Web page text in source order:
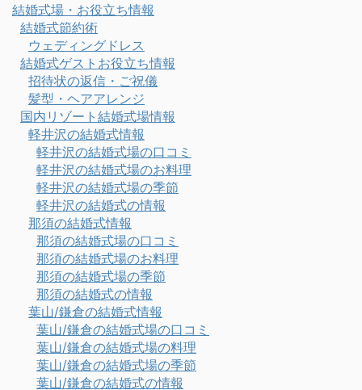
結婚式場・お役立ち情報
結婚式節約術
ウェディングドレス
結婚式ゲストお役立ち情報
招待状の返信・ご祝儀
髪型・ヘアアレンジ
国内リゾート結婚式場情報
軽井沢の結婚式情報
軽井沢の結婚式場の口コミ
軽井沢の結婚式場のお料理
軽井沢の結婚式場の季節
軽井沢の結婚式の情報
那須の結婚式情報
那須の結婚式場の口コミ
那須の結婚式場のお料理
那須の結婚式場の季節
那須の結婚式の情報
葉山/鎌倉の結婚式情報
葉山/鎌倉の結婚式場の口コミ
葉山/鎌倉の結婚式場の料理
葉山/鎌倉の結婚式場の季節
葉山/鎌倉の結婚式の情報